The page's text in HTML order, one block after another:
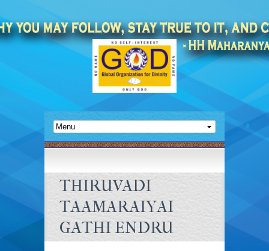
THIRUVADI
TAAMARAIYAI
GATHI ENDRU